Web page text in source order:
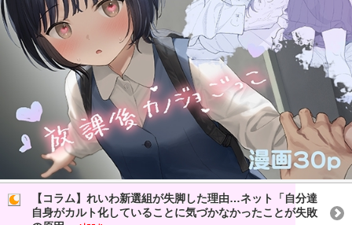
【コラム】れいわ新選組が失脚した理由…ネット「自分達
自身がカルト化していることに気づかなかったことが失敗